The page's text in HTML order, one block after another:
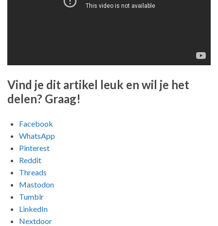
Vind je dit artikel leuk en wil je het
delen? Graag!
Facebook
WhatsApp
Pinterest
Reddit
Threads
Mastodon
Tumblr
LinkedIn
Nextdoor